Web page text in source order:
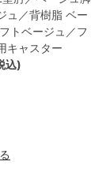
ュ／背樹脂 ベー
トベージュ／フ
キャスター
込)